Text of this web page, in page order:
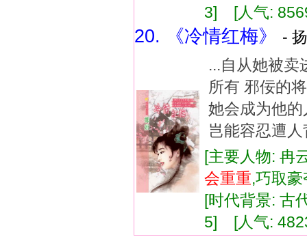
3] [人气:
20. 《冷情红梅》
-
...自从她被卖
所有 邪佞的
她会成为他
岂能容忍遭
[主要人物: 冉
会重重,巧取
[时代背景:
5] [人气: